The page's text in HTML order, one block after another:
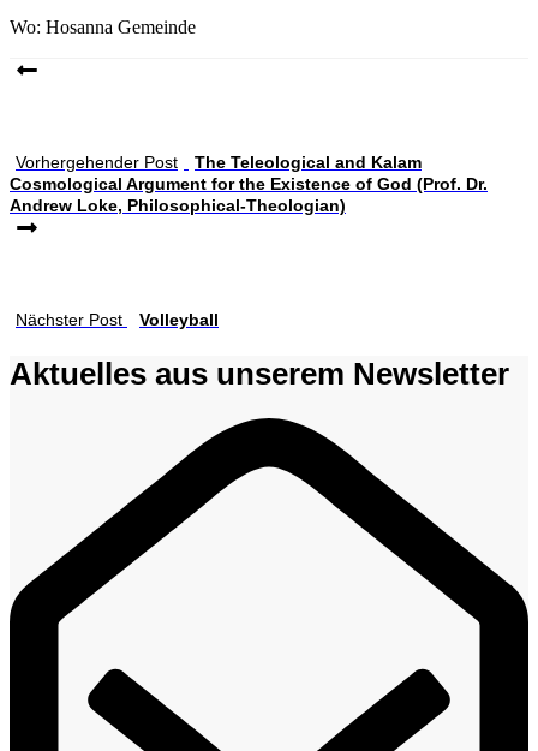
Wo: Hosanna Gemeinde
Vorhergehender Post
The Teleological and Kalam
Cosmological Argument for the Existence of God (Prof. Dr.
Andrew Loke, Philosophical-Theologian)
Nächster Post Volleyball
Aktuelles aus unserem Newsletter